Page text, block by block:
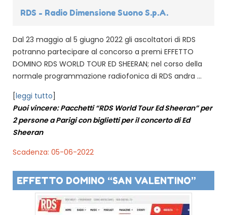
RDS - Radio Dimensione Suono S.p.A.
Dal 23 maggio al 5 giugno 2022 gli ascoltatori di RDS
potranno partecipare al concorso a premi EFFETTO
DOMINO RDS WORLD TOUR ED SHEERAN; nel corso della
normale programmazione radiofonica di RDS andra ...
[leggi tutto]
Puoi vincere: Pacchetti “RDS World Tour Ed Sheeran” per
2 persone a Parigi con biglietti per il concerto di Ed
Sheeran
Scadenza: 05-06-2022
EFFETTO DOMINO “SAN VALENTINO”